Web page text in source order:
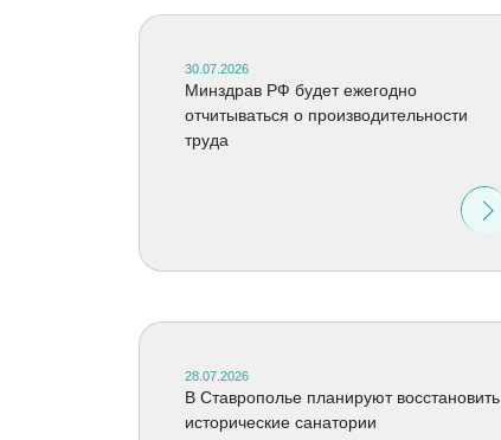
30.07.2026
Минздрав РФ будет ежегодно
отчитываться о производительности
труда
28.07.2026
В Ставрополье планируют восстановить
исторические санатории